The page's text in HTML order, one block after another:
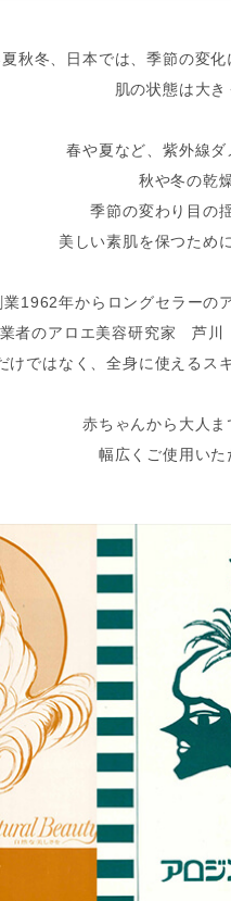
秋冬、日本では、季節の変
肌の状態は大き
春や夏など、紫外線ダ
秋や冬の乾
季節の変わり目の
美しい素肌を保つため
業1962年からロングセラーの
者のアロエ美容研究家 芦川
けではなく、全身に使えるス
赤ちゃんから大人ま
幅広くご使用いた